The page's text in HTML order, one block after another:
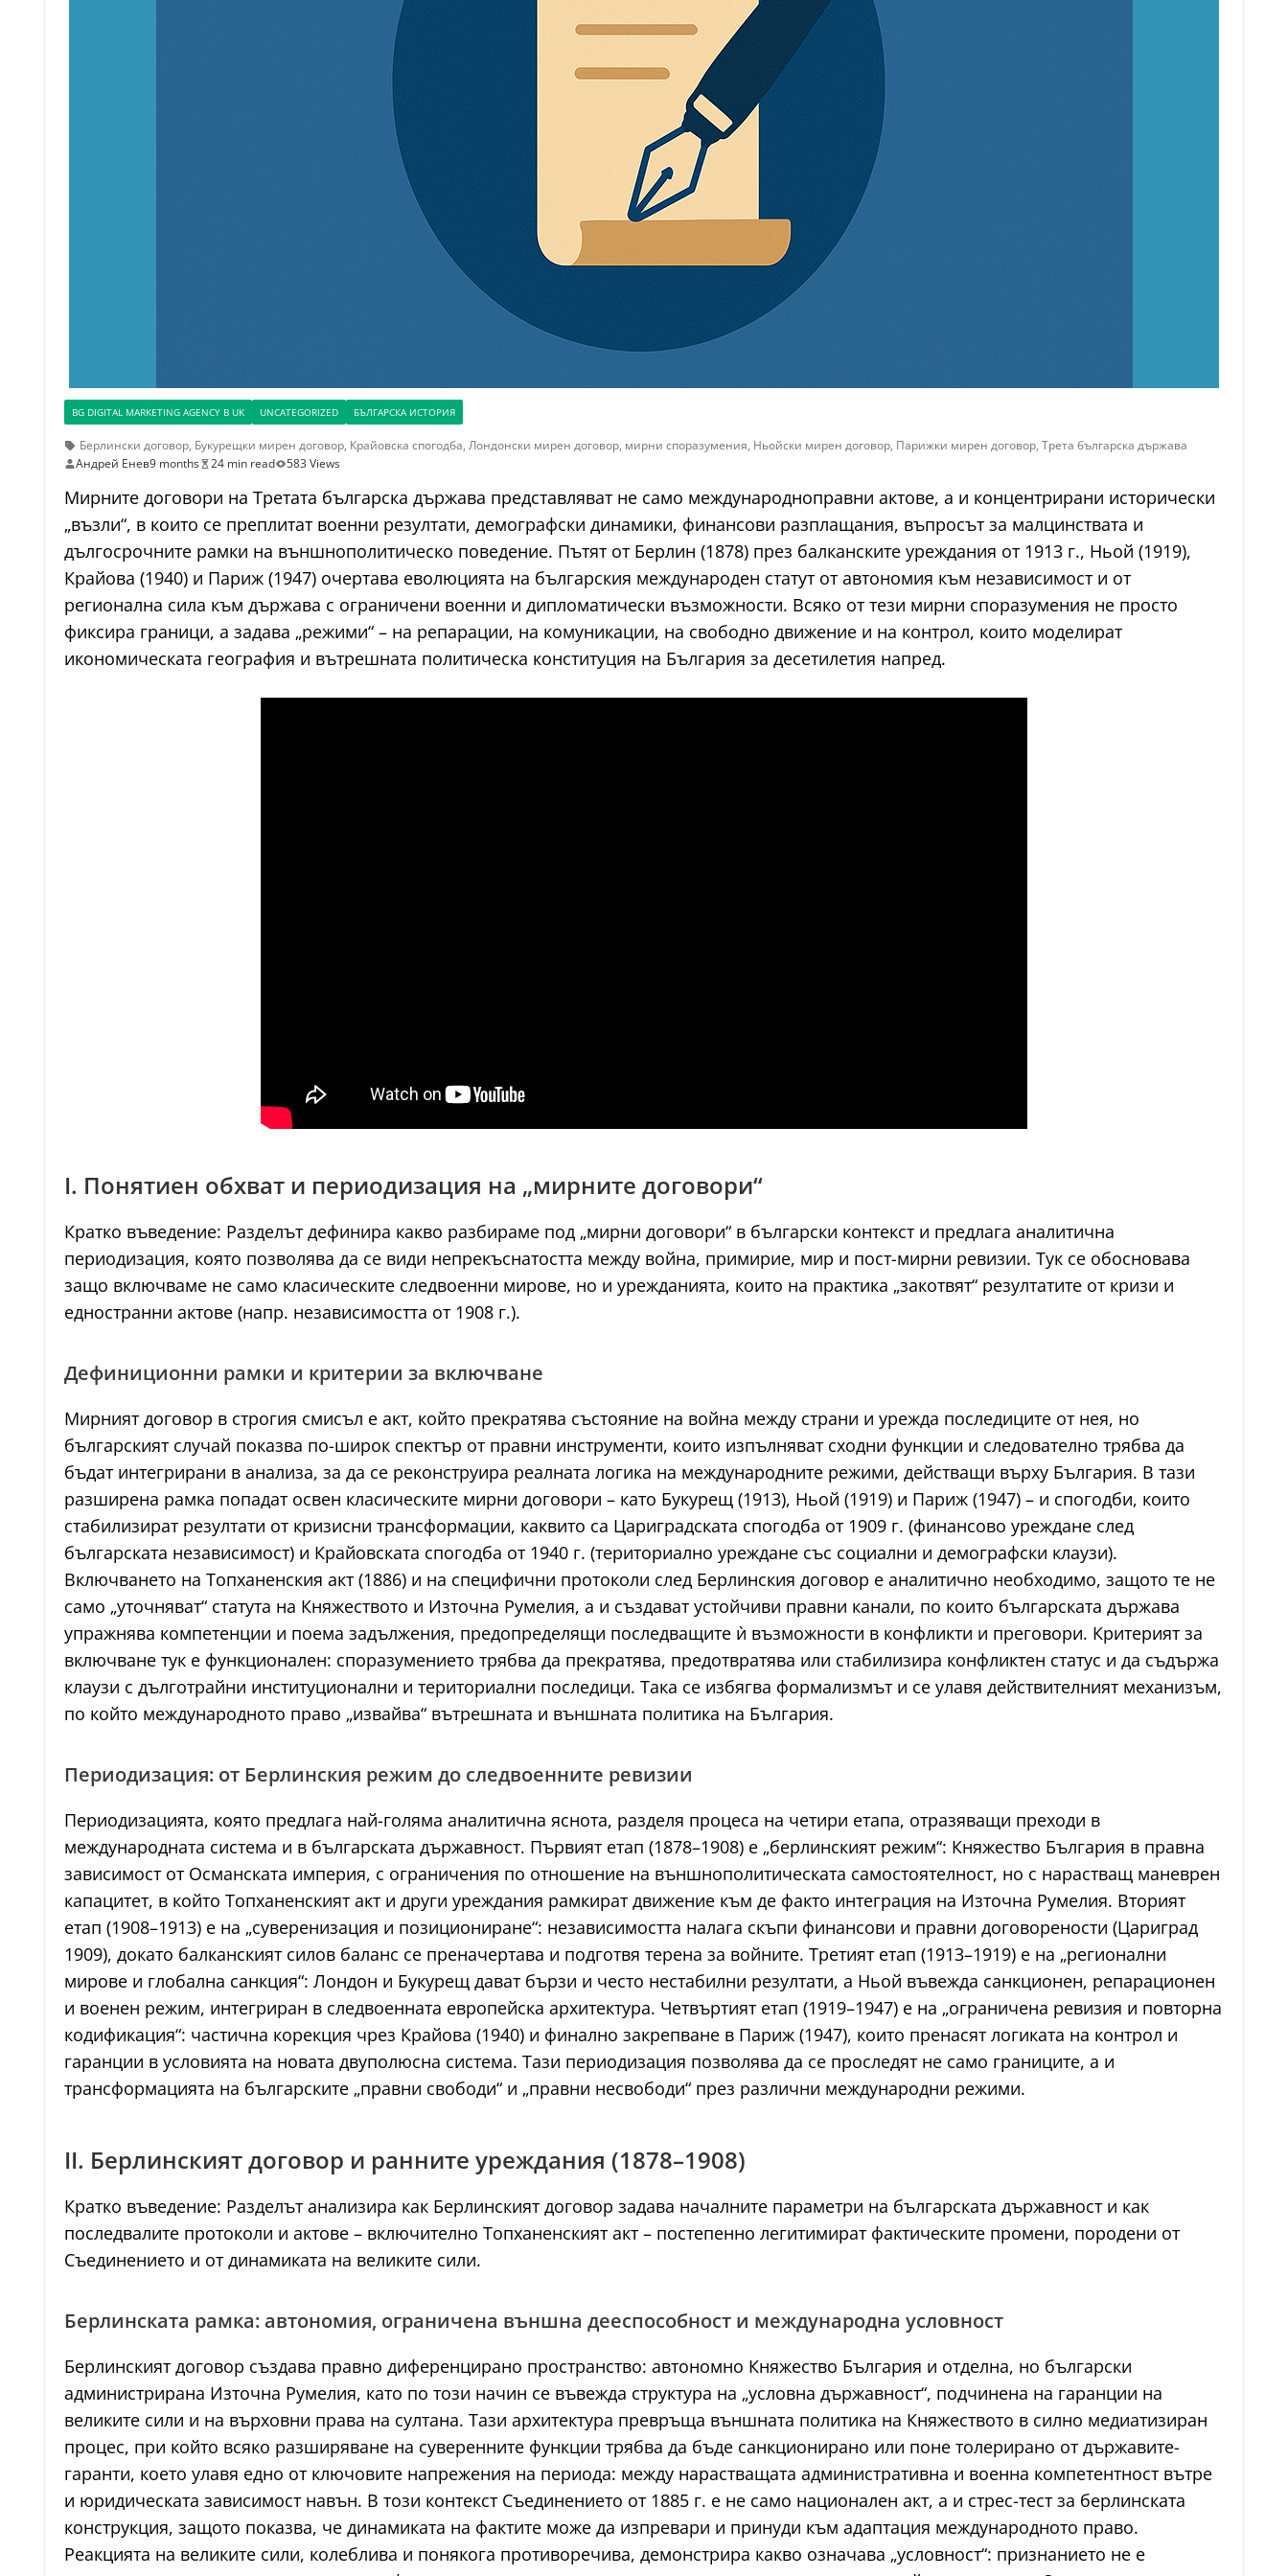
BG DIGITAL MARKETING AGENCY В UK UNCATEGORIZED БЪЛГАРСКА ИСТОРИЯ
Берлински договор, Букурещки мирен договор, Крайовска спогодба, Лондонски мирен договор, мирни споразумения, Ньойски мирен договор, Парижки мирен договор, Трета българска държава
Андрей Енев9 months 24 min read 583 Views
Мирните договори на Третата българска държава представляват не само международноправни актове, а и концентрирани исторически
„възли“, в които се преплитат военни резултати, демографски динамики, финансови разплащания, въпросът за малцинствата и
дългосрочните рамки на външнополитическо поведение. Пътят от Берлин (1878) през балканските уреждания от 1913 г., Ньой (1919),
Крайова (1940) и Париж (1947) очертава еволюцията на българския международен статут от автономия към независимост и от
регионална сила към държава с ограничени военни и дипломатически възможности. Всяко от тези мирни споразумения не просто
фиксира граници, а задава „режими“ – на репарации, на комуникации, на свободно движение и на контрол, които моделират
икономическата география и вътрешната политическа конституция на България за десетилетия напред.
I. Понятиен обхват и периодизация на „мирните договори“
Кратко въведение: Разделът дефинира какво разбираме под „мирни договори“ в български контекст и предлага аналитична
периодизация, която позволява да се види непрекъснатостта между война, примирие, мир и пост-мирни ревизии. Тук се обосновава
защо включваме не само класическите следвоенни мирове, но и урежданията, които на практика „закотвят“ резултатите от кризи и
едностранни актове (напр. независимостта от 1908 г.).
Дефиниционни рамки и критерии за включване
Мирният договор в строгия смисъл е акт, който прекратява състояние на война между страни и урежда последиците от нея, но
българският случай показва по-широк спектър от правни инструменти, които изпълняват сходни функции и следователно трябва да
бъдат интегрирани в анализа, за да се реконструира реалната логика на международните режими, действащи върху България. В тази
разширена рамка попадат освен класическите мирни договори – като Букурещ (1913), Ньой (1919) и Париж (1947) – и спогодби, които
стабилизират резултати от кризисни трансформации, каквито са Цариградската спогодба от 1909 г. (финансово уреждане след
българската независимост) и Крайовската спогодба от 1940 г. (териториално уреждане със социални и демографски клаузи).
Включването на Топханенския акт (1886) и на специфични протоколи след Берлинския договор е аналитично необходимо, защото те не
само „уточняват“ статута на Княжеството и Източна Румелия, а и създават устойчиви правни канали, по които българската държава
упражнява компетенции и поема задължения, предопределящи последващите ѝ възможности в конфликти и преговори. Критерият за
включване тук е функционален: споразумението трябва да прекратява, предотвратява или стабилизира конфликтен статус и да съдържа
клаузи с дълготрайни институционални и териториални последици. Така се избягва формализмът и се улавя действителният механизъм,
по който международното право „извайва“ вътрешната и външната политика на България.
Периодизация: от Берлинския режим до следвоенните ревизии
Периодизацията, която предлага най-голяма аналитична яснота, разделя процеса на четири етапа, отразяващи преходи в
международната система и в българската държавност. Първият етап (1878–1908) е „берлинският режим“: Княжество България в правна
зависимост от Османската империя, с ограничения по отношение на външнополитическата самостоятелност, но с нарастващ маневрен
капацитет, в който Топханенският акт и други уреждания рамкират движение към де факто интеграция на Източна Румелия. Вторият
етап (1908–1913) е на „суверенизация и позициониране“: независимостта налага скъпи финансови и правни договорености (Цариград
1909), докато балканският силов баланс се преначертава и подготвя терена за войните. Третият етап (1913–1919) е на „регионални
мирове и глобална санкция“: Лондон и Букурещ дават бързи и често нестабилни резултати, а Ньой въвежда санкционен, репарационен
и военен режим, интегриран в следвоенната европейска архитектура. Четвъртият етап (1919–1947) е на „ограничена ревизия и повторна
кодификация“: частична корекция чрез Крайова (1940) и финално закрепване в Париж (1947), които пренасят логиката на контрол и
гаранции в условията на новата двуполюсна система. Тази периодизация позволява да се проследят не само границите, а и
трансформацията на българските „правни свободи“ и „правни несвободи“ през различни международни режими.
II. Берлинският договор и ранните уреждания (1878–1908)
Кратко въведение: Разделът анализира как Берлинският договор задава началните параметри на българската държавност и как
последвалите протоколи и актове – включително Топханенският акт – постепенно легитимират фактическите промени, породени от
Съединението и от динамиката на великите сили.
Берлинската рамка: автономия, ограничена външна дееспособност и международна условност
Берлинският договор създава правно диференцирано пространство: автономно Княжество България и отделна, но български
администрирана Източна Румелия, като по този начин се въвежда структура на „условна държавност“, подчинена на гаранции на
великите сили и на върховни права на султана. Тази архитектура превръща външната политика на Княжеството в силно медиатизиран
процес, при който всяко разширяване на суверенните функции трябва да бъде санкционирано или поне толерирано от държавите-
гаранти, което улавя едно от ключовите напрежения на периода: между нарастващата административна и военна компетентност вътре
и юридическата зависимост навън. В този контекст Съединението от 1885 г. е не само национален акт, а и стрес-тест за берлинската
конструкция, защото показва, че динамиката на фактите може да изпревари и принуди към адаптация международното право.
Реакцията на великите сили, колеблива и понякога противоречива, демонстрира какво означава „условност“: признанието не е